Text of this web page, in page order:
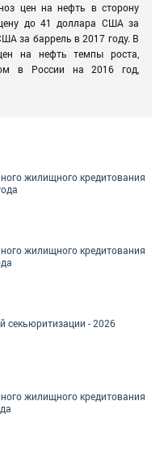
цен на нефть в сторону
до 41 доллара США за
за баррель в 2017 году. В
на нефть темпы роста,
в России на 2016 год,
жилищного кредитования
жилищного кредитования
секьюритизации - 2026
жилищного кредитования